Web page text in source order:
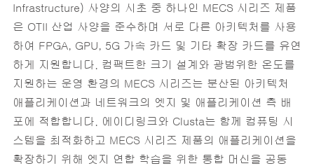
Infrastructure) 사양의 시초 중 하나인 MECS 시리즈 제품
은 OTII 산업 사양을 준수하며 서로 다른 아키텍처를 사용
하여 FPGA, GPU, 5G 가속 카드 및 기타 확장 카드를 유연
하게 지원합니다. 컴팩트한 크기 설계와 광범위한 온도를
지원하는 운영 환경의 MECS 시리즈는 분산된 아키텍처
애플리케이션과 네트워크의 엣지 및 애플리케이션 측 배
포에 적합합니다. 에이디링크와 Clusta는 함께 컴퓨팅 시
스템을 최적화하고 MECS 시리즈 제품의 애플리케이션을
확장하기 위해 엣지 연합 학습을 위한 통합 머신을 공동